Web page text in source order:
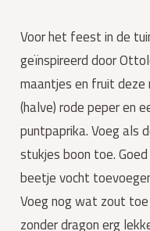
Voor het feest in de
geïnspireerd door
maantjes en fruit
(halve) rode peper en
puntpaprika. Voeg als
stukjes boon toe.
beetje vocht
Voeg nog wat zout
zonder dragon erg